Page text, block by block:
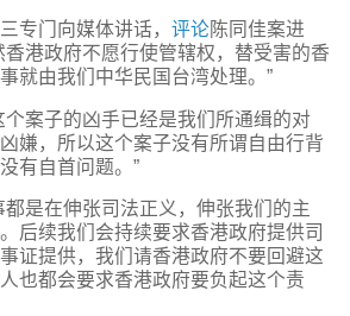
专门向媒体讲话， 评论陈同佳案进
香港政府不愿行使管辖权，替受害的香
就由我们中华民国台湾处理。”
个案子的凶手已经是我们所通缉的对
嫌，所以这个案子没有所谓自由行背
有自首问题。”
都是在伸张司法正义，伸张我们的主
后续我们会持续要求香港政府提供司
证提供，我们请香港政府不要回避这
也都会要求香港政府要负起这个责